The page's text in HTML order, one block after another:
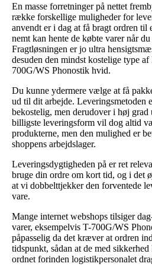
En masse forretninger på nettet
række forskellige muligheder for
anvendt er i dag at få bragt ordren til
nemt kan hente de købte varer når
Fragtløsningen er jo ultra
desuden den mindst kostelige type
700G/WS Phonostik hvid.
Du kunne ydermere vælge at få
ud til dit arbejde. Leveringsmetoden
bekostelig, men derudover i høj grad
billigste leveringsform vil dog altid
produkterne, men den mulighed er
shoppens arbejdslager.
Leveringsdygtigheden på er ret
bruge din ordre om kort tid, og i det
at vi dobbelttjekker den forventede
vare.
Mange internet webshops tilsiger
varer, eksempelvis T-700G/WS
påpasselig da det kræver at ordren
tidspunkt, sådan at de med
ordnet forinden logistikpersonalet